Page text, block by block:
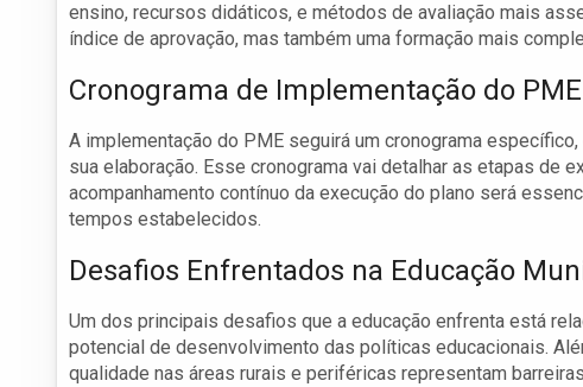
ensino, recursos didáticos, e métodos de avaliação mais
índice de aprovação, mas também uma formação mais
Cronograma de Implementação do PME
A implementação do PME seguirá um cronograma
sua elaboração. Esse cronograma vai detalhar as etapas de
acompanhamento contínuo da execução do plano será
tempos estabelecidos.
Desafios Enfrentados na Educação
Um dos principais desafios que a educação enfrenta está
potencial de desenvolvimento das políticas educacionais.
qualidade nas áreas rurais e periféricas representam